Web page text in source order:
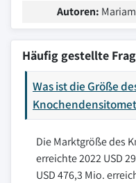
Autoren:
Häufig gestellte
Was ist die Größe
Die Marktgröße des
erreichte 2022 USD
USD 476,3 Mio.